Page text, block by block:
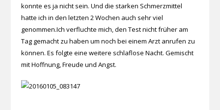
konnte es ja nicht sein. Und die starken Schmerzmittel
hatte ich in den letzten 2 Wochen auch sehr viel
genommen.Ich verfluchte mich, den Test nicht früher am
Tag gemacht zu haben um noch bei einem Arzt anrufen zu
können. Es folgte eine weitere schlaflose Nacht. Gemischt
mit Hoffnung, Freude und Angst.